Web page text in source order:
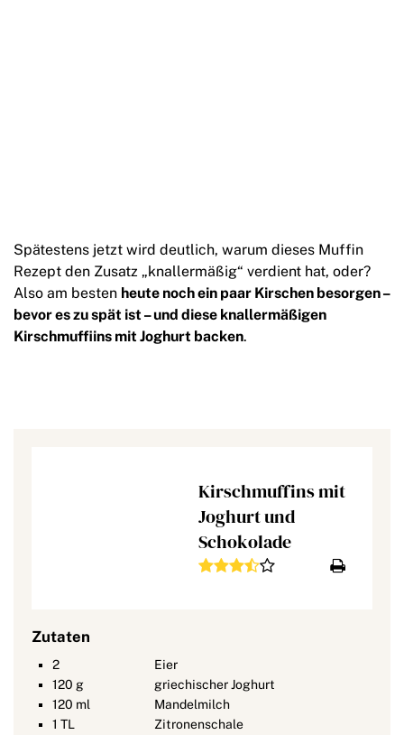
Spätestens jetzt wird deutlich, warum dieses Muffin
Rezept den Zusatz „knallermäßig“ verdient hat, oder?
Also am besten heute noch ein paar Kirschen besorgen –
bevor es zu spät ist – und diese knallermäßigen
Kirschmuffiins mit Joghurt backen.
Kirschmuffins mit
Joghurt und
Schokolade
Zutaten
2
Eier
120 g
griechischer Joghurt
120 ml
Mandelmilch
1 TL
Zitronenschale